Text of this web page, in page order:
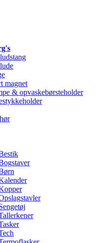
magnet
& opvaskebørsteholder